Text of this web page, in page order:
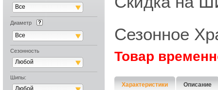
Все
Диаметр
Все
Сезонность
Любой
Шипы:
Любой
Сезонное
Товар
Характеристики Описание